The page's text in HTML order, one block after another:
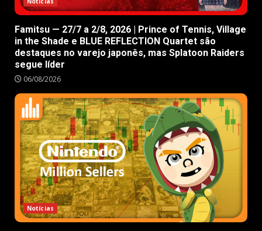
Famitsu — 27/7 a 2/8, 2026 | Prince of Tennis, Village
in the Shade e BLUE REFLECTION Quartet são
destaques no varejo japonês, mas Splatoon Raiders
segue líder
06/08/2026
Notícias